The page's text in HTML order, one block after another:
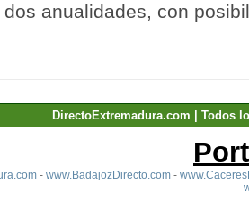
anualidades, con
DirectoExtremadura.com | Todos
- www.BadajozDirecto.com-